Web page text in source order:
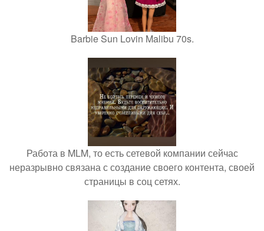
Barbie Sun Lovin Malibu 70s.
Работа в MLM, то есть сетевой компании сейчас
неразрывно связана с создание своего контента, своей
страницы в соц сетях.